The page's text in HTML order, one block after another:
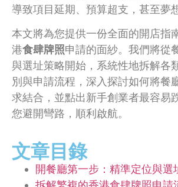
導致項目延期、預算超支，甚至夢
本文將為您提供一份全面的開店指
港食肆牌照申請的面紗。我們將從
與選址策略開始，系統性地拆解各
別與申請流程，深入探討如何將餐
求結合，並點出新手創業者最容易
您避開彎路，順利啟航。
文章目錄
開餐廳第一步：精準定位與選